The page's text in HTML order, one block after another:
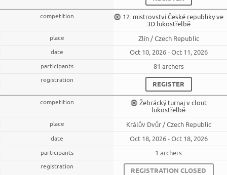
12. mistrovství České republiky ve
3D lukostřelbě
Zlín / Czech Republic
Oct 10, 2026 - Oct 11, 2026
81 archers
REGISTER
Žebrácký turnaj v clout
lukostřelbě
Králův Dvůr / Czech Republic
Oct 18, 2026 - Oct 18, 2026
1 archers
REGISTRATION CLOSED